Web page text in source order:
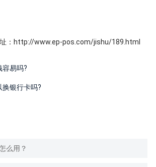
：http://www.ep-pos.com/jishu/189.html
容易吗?
换银行卡吗?
么用？